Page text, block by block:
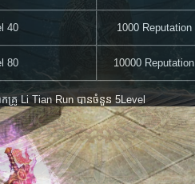
40 1000 Reputation
80 10000 Reputation
រូ Li Tian Run បាន​ចំនួន​ 5Level